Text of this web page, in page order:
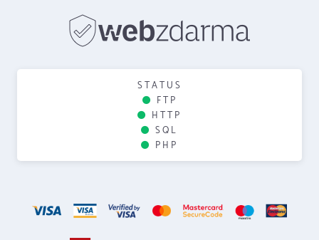
STATUS
FTP
HTTP
SQL
PHP